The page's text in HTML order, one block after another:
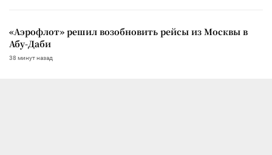
«Аэрофлот» решил возобновить рейсы из Москвы в
Абу-Даби
38 минут назад